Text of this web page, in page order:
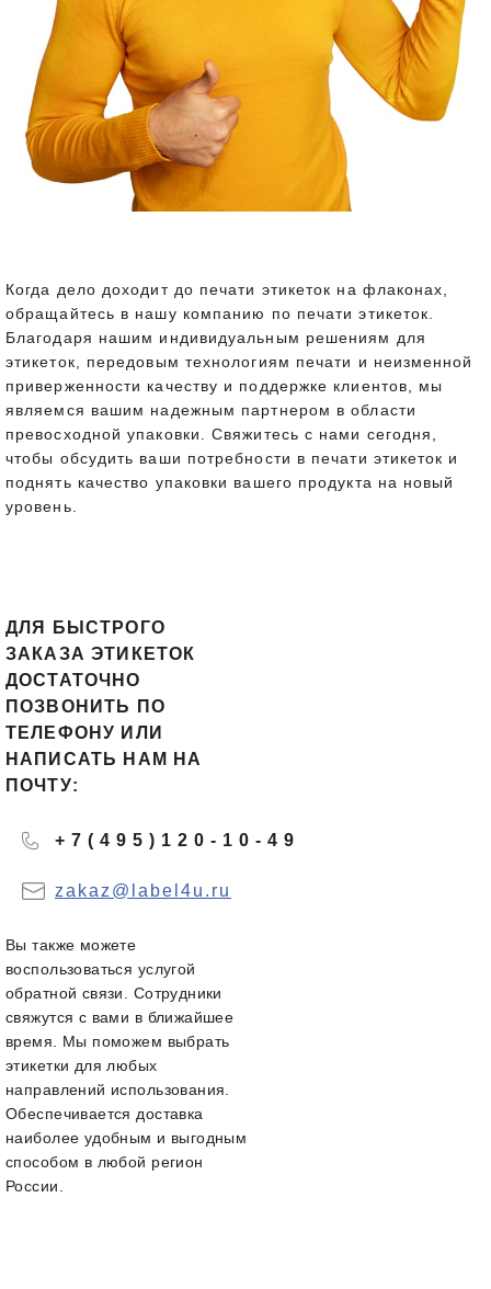
Когда дело доходит до печати этикеток на флаконах,
обращайтесь в нашу компанию по печати этикеток.
Благодаря нашим индивидуальным решениям для
этикеток, передовым технологиям печати и неизменной
приверженности качеству и поддержке клиентов, мы
являемся вашим надежным партнером в области
превосходной упаковки. Свяжитесь с нами сегодня,
чтобы обсудить ваши потребности в печати этикеток и
поднять качество упаковки вашего продукта на новый
уровень.
ДЛЯ БЫСТРОГО
ЗАКАЗА ЭТИКЕТОК
ДОСТАТОЧНО
ПОЗВОНИТЬ ПО
ТЕЛЕФОНУ ИЛИ
НАПИСАТЬ НАМ НА
ПОЧТУ:
+7(495)120-10-49
zakaz@label4u.ru
Вы также можете
воспользоваться услугой
обратной связи. Сотрудники
свяжутся с вами в ближайшее
время. Мы поможем выбрать
этикетки для любых
направлений использования.
Обеспечивается доставка
наиболее удобным и выгодным
способом в любой регион
России.